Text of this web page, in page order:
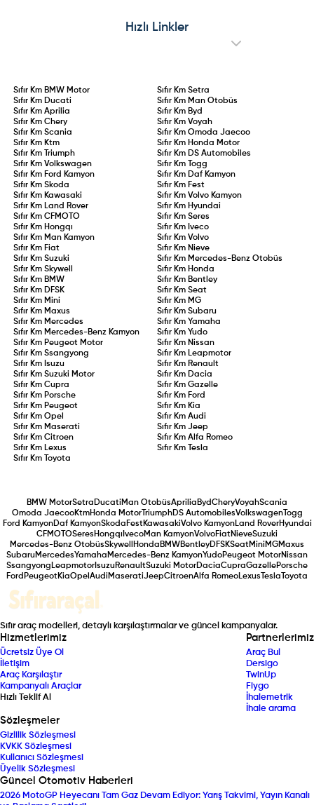
Hızlı Linkler
Sıfır Km BMW Motor Sıfır Km Setra
Sıfır Km Ducati Sıfır Km Man Otobüs
Sıfır KmAprilia Sıfır Km Byd
Sıfır KmChery Sıfır Km Voyah
Sıfır KmScania Sıfır Km Omoda Jaecoo
Sıfır Km Ktm Sıfır Km Honda Motor
Sıfır Km
Triumph Sıfır Km DS Automobiles
Sıfır KmVolkswagen Sıfır Km
Togg
Sıfır Km Ford Kamyon Sıfır Km Daf Kamyon
Sıfır KmSkoda Sıfır Km Fest
Sıfır Km Kawasaki Sıfır Km Volvo Kamyon
Sıfır Km Land Rover Sıfır Km Hyundai
Sıfır KmCFMOTO Sıfır Km Seres
Sıfır Km Hongqı Sıfır Km Iveco
Sıfır Km Man Kamyon Sıfır Km Volvo
Sıfır Km Fiat Sıfır Km Nieve
Sıfır KmSuzuki Sıfır Km Mercedes-Benz Otobüs
Sıfır KmSkywell Sıfır Km Honda
Sıfır Km BMW Sıfır Km Bentley
Sıfır Km DFSK Sıfır Km Seat
Sıfır Km Mini Sıfır Km MG
Sıfır Km Maxus Sıfır Km Subaru
Sıfır Km Mercedes Sıfır Km Yamaha
Sıfır Km Mercedes-Benz Kamyon Sıfır Km Yudo
Sıfır Km Peugeot Motor Sıfır Km Nissan
Sıfır KmSsangyong Sıfır Km Leapmotor
Sıfır Km Isuzu Sıfır Km Renault
Sıfır KmSuzuki Motor Sıfır Km Dacia
Sıfır KmCupra Sıfır Km Gazelle
Sıfır Km Porsche Sıfır Km Ford
Sıfır Km Peugeot Sıfır Km Kia
Sıfır KmOpel Sıfır Km Audi
Sıfır Km Maserati Sıfır Km Jeep
Sıfır KmCitroen Sıfır Km Alfa Romeo
Sıfır Km Lexus Sıfır Km
Tesla
Sıfır Km
Toyota
BMW MotorSetra Ducati Man OtobüsAprilia BydCheryVoyahScania
Omoda JaecooKtmHonda MotorTriumphDS AutomobilesVolkswagenTogg
Ford KamyonDaf KamyonSkoda FestKawasakiVolvo KamyonLand RoverHyundai
CFMOTOSeres Hongqı IvecoMan KamyonVolvoFiatNieveSuzuki
Mercedes-Benz OtobüsSkywell Honda BMWBentleyDFSKSeatMini MGMaxus
SubaruMercedesYamaha Mercedes-Benz KamyonYudoPeugeot MotorNissan
Ssangyong Leapmotor IsuzuRenaultSuzuki MotorDaciaCupraGazellePorsche
Ford PeugeotKiaOpel Audi MaseratiJeepCitroenAlfa RomeoLexus Tesla Toyota
Sıfır araç modelleri, detaylı karşılaştırmalar ve güncel kampanyalar.
Hizmetlerimiz
Ücretsiz Üye Ol
İletişim
Araç Karşılaştır
Kampanyalı Araçlar
Hızlı Teklif Al
Partnerlerimiz
Araç Bul
Dersigo
TwinUp
Fiygo
İhalemetrik
İhale arama
Sözleşmeler
Gizlilik Sözleşmesi
KVKK Sözleşmesi
Kullanıcı Sözleşmesi
Üyelik Sözleşmesi
Güncel Otomotiv Haberleri
2026 MotoGP Heyecanı Tam Gaz Devam Ediyor: Yarış Takvimi, Yayın Kanalı